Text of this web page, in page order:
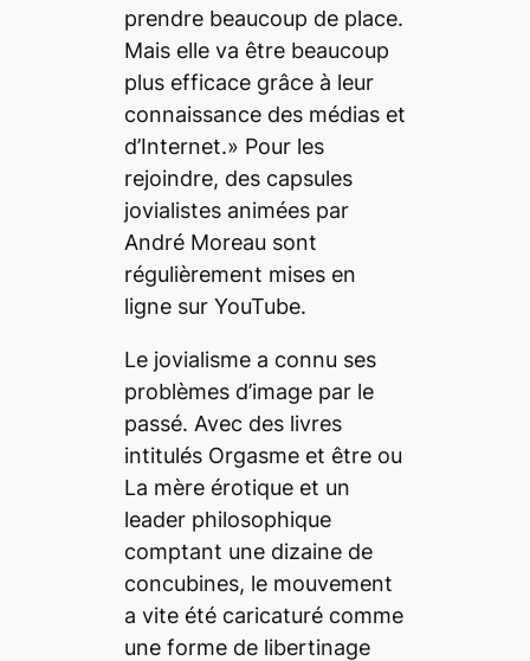
prendre beaucoup de place.
Mais elle va être beaucoup
plus efficace grâce à leur
connaissance des médias et
d’Internet.» Pour les
rejoindre, des capsules
jovialistes animées par
André Moreau sont
régulièrement mises en
ligne sur YouTube.
Le jovialisme a connu ses
problèmes d’image par le
passé. Avec des livres
intitulés Orgasme et êtreou
La mère érotiqueet un
leader philosophique
comptant une dizaine de
concubines, le mouvement
a vite été caricaturé comme
une forme de libertinage